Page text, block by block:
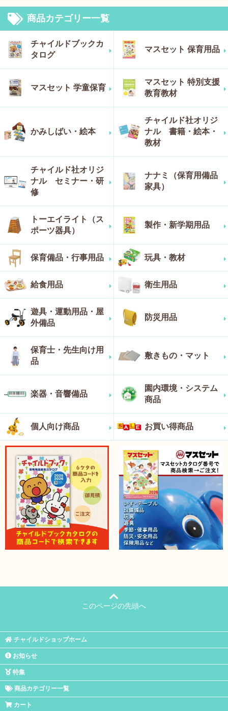
商品カテゴリー一覧
チャイルドブックカ
タログ
マスセット 保育用品
マスセット 学童保育
マスセット 特別支援
教育教材
かみしばい・絵本
チャイルド社オリジ
ナル 書籍・絵本・
教材
チャイルド社オリジ
ナル セミナー・研
修
ナナミ（保育用備品
家具）
トーエイライト（ス
ポーツ器具）
製作・新学期用品
保育備品・行事用品 玩具・教材
給食用品 衛生用品
遊具・運動用品・屋
外備品
防災用品
保育士・先生向け用
品
敷きもの・マット
楽器・音響備品
園内環境・システム
商品
個人向け商品 お買い得商品
このページの先頭へ
チャイルドショップホーム
お知らせ
特集
商品カテゴリー一覧
カート